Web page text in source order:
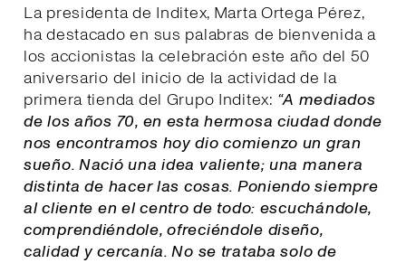
La presidenta de Inditex, Marta Ortega Pérez,
ha destacado en sus palabras de bienvenida a
los accionistas la celebración este año del 50
aniversario del inicio de la actividad de la
primera tienda del Grupo Inditex: “A mediados
de los años 70, en esta hermosa ciudad donde
nos encontramos hoy dio comienzo un gran
sueño. Nació una idea valiente; una manera
distinta de hacer las cosas. Poniendo siempre
al cliente en el centro de todo: escuchándole,
comprendiéndole, ofreciéndole diseño,
calidad y cercanía. No se trataba solo de